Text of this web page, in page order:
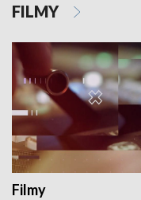
FILMY
Filmy